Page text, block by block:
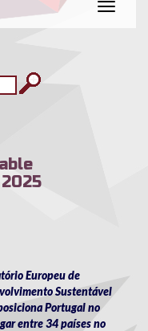
Alterar
Europeu de
Sustentável
Portugal no
entre 34 países no